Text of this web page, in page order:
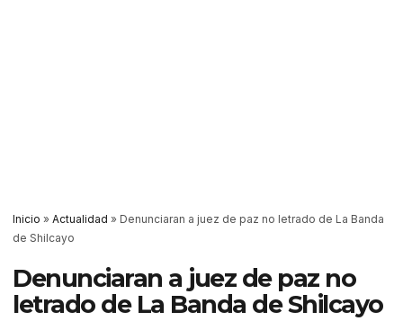
Inicio » Actualidad » Denunciaran a juez de paz no letrado de La Banda
de Shilcayo
Denunciaran a juez de paz no
letrado de La Banda de Shilcayo